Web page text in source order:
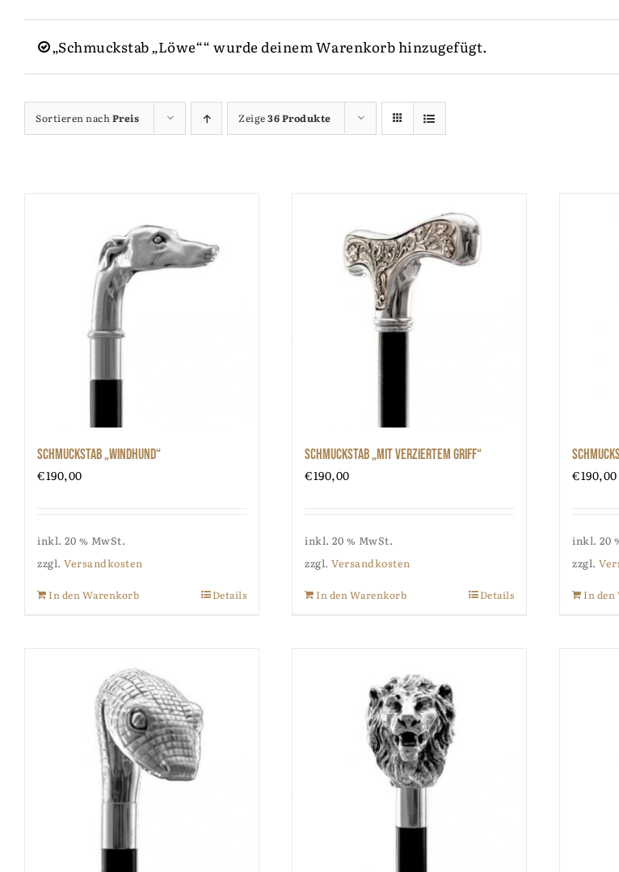
„Schmuckstab „Löwe““ wurde deinem Warenkorb hinzugefügt.
Sortieren nachPreis Zeige36 Produkte
Schmuckstab „Windhund“
€190,00
inkl. 20 % MwSt.
zzgl. Versandkosten
In den Warenkorb Details
Schmuckstab „mit verziertem Griff“
€190,00
inkl. 20 % MwSt.
zzgl. Versandkosten
In den Warenkorb Details
€190,00
inkl. 20
zzgl.
In den